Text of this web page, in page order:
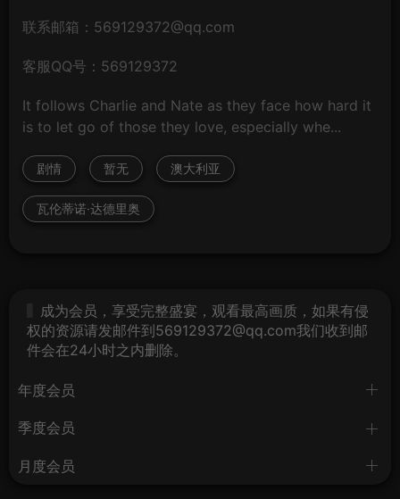
联系邮箱：569129372@qq.com
客服QQ号：569129372
It follows Charlie and Nate as they face how hard it
is to let go of those they love, especially whe...
剧情 暂无 澳大利亚
瓦伦蒂诺·达德里奥
成为会员，享受完整盛宴，观看最高画质，如果有侵
权的资源请发邮件到569129372@qq.com我们收到邮
件会在24小时之内删除。
年度会员
季度会员
月度会员